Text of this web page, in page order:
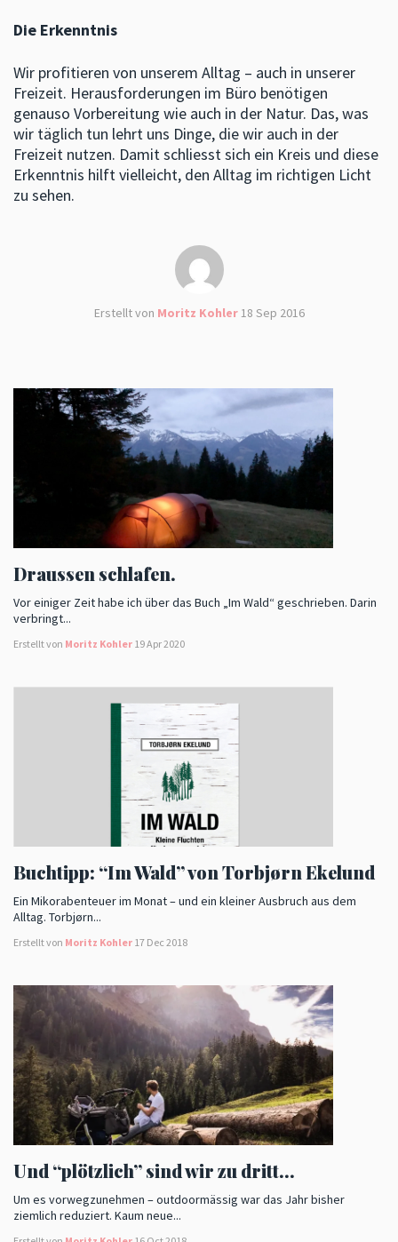
Die Erkenntnis
Wir profitieren von unserem Alltag – auch in unserer
Freizeit. Herausforderungen im Büro benötigen
genauso Vorbereitung wie auch in der Natur. Das, was
wir täglich tun lehrt uns Dinge, die wir auch in der
Freizeit nutzen. Damit schliesst sich ein Kreis und diese
Erkenntnis hilft vielleicht, den Alltag im richtigen Licht
zu sehen.
Erstellt von Moritz Kohler18 Sep 2016
Draussen schlafen.
Vor einiger Zeit habe ich über das Buch „Im Wald“ geschrieben. Darin
verbringt...
Erstellt von Moritz Kohler 19 Apr 2020
Buchtipp: “Im Wald” von Torbjørn Ekelund
Ein Mikorabenteuer im Monat – und ein kleiner Ausbruch aus dem
Alltag. Torbjørn...
Erstellt von Moritz Kohler 17 Dec 2018
Und “plötzlich” sind wir zu dritt…
Um es vorwegzunehmen – outdoormässig war das Jahr bisher
ziemlich reduziert. Kaum neue...